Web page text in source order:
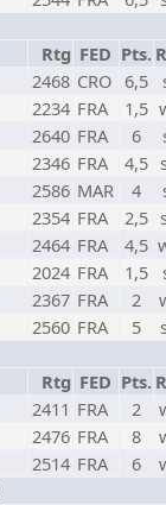
Rtg FED Pts.
2468 CRO 6,5
2234 FRA 1,5
2640 FRA 6
2346 FRA 4,5
2586 MAR 4
2354 FRA 2,5
2464 FRA 4,5
2024 FRA 1,5
2367 FRA 2
2560 FRA 5
Rtg FED Pts.
2411 FRA 2
2476 FRA 8
2514 FRA 6